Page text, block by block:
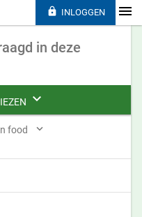
in deze

food 
 INLOGGEN